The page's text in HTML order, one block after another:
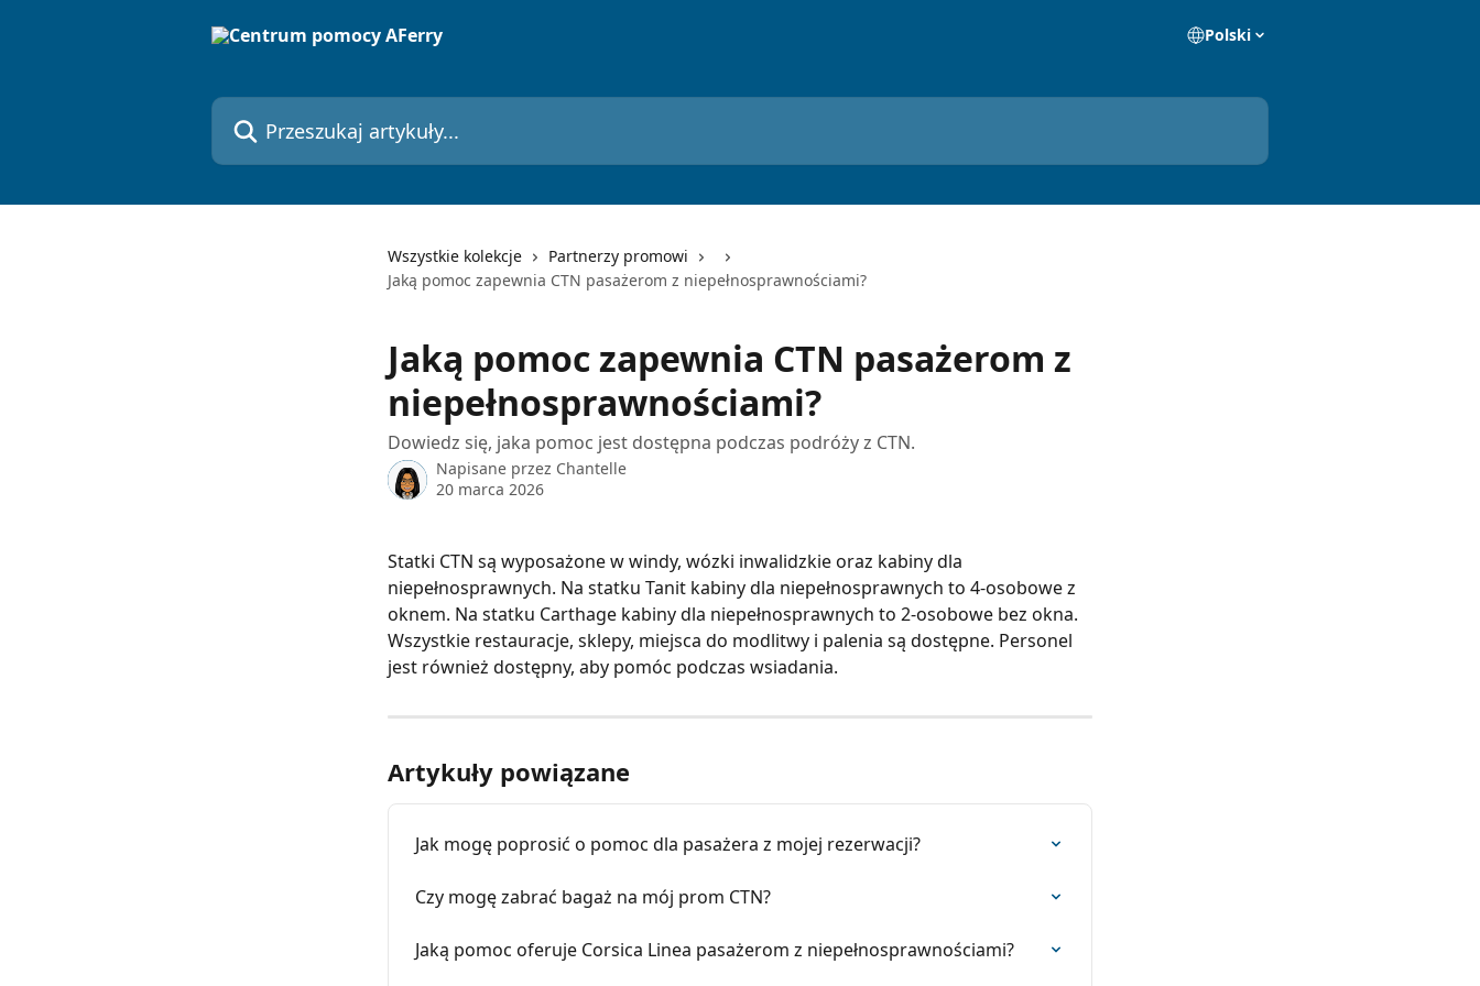
Polski
Przeszukaj artykuły...
Wszystkie kolekcje
Partnerzy promowi
Jaką pomoc zapewnia CTN pasażerom z niepełnosprawnościami?
Jaką pomoc zapewnia CTN pasażerom z
niepełnosprawnościami?
Dowiedz się, jaka pomoc jest dostępna podczas podróży z CTN.
Napisane przez Chantelle
20 marca 2026
Statki CTN są wyposażone w windy, wózki inwalidzkie oraz kabiny dla
niepełnosprawnych. Na statku Tanit kabiny dla niepełnosprawnych to 4-osobowe z
oknem. Na statku Carthage kabiny dla niepełnosprawnych to 2-osobowe bez okna.
Wszystkie restauracje, sklepy, miejsca do modlitwy i palenia są dostępne. Personel
jest również dostępny, aby pomóc podczas wsiadania.
Artykuły powiązane
Jak mogę poprosić o pomoc dla pasażera z mojej rezerwacji?
Czy mogę zabrać bagaż na mój prom CTN?
Jaką pomoc oferuje Corsica Linea pasażerom z niepełnosprawnościami?